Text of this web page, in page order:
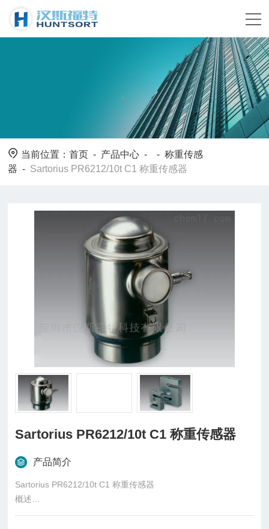
当前位置：首页 - 产品中心 - -称重传感
器 - Sartorius PR6212/10t C1 称重传感器
Sartorius PR6212/10t C1 称重传感器
产品简介
Sartorius PR6212/10t C1 称重传感器
概述
柱式传感器也可称为柱式测力传感器，是称重传感器的一种，是